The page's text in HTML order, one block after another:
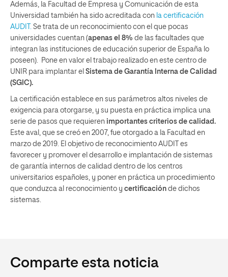
Además, la Facultad de Empresa y Comunicación de esta
Universidad también ha sido acreditada con la certificación
AUDIT.
Se trata de un reconocimiento con el que pocas
universidades cuentan (apenas el 8% de las facultades que
integran las instituciones de educación superior de España lo
poseen). Pone en valor el trabajo realizado en este centro de
UNIR para implantar el Sistema de Garantía Interna de Calidad
(SGIC).
La certificación establece en sus parámetros altos niveles de
exigencia para otorgarse, y su puesta en práctica implica una
serie de pasos que requieren importantes criterios de calidad.
Este aval, que se creó en 2007, fue otorgado a la Facultad en
marzo de 2019. El objetivo de reconocimiento AUDIT es
favorecer y promover el desarrollo e implantación de sistemas
de garantía internos de calidad dentro de los centros
universitarios españoles, y poner en práctica un procedimiento
que conduzca al reconocimiento y certificación de dichos
sistemas.
Comparte esta noticia